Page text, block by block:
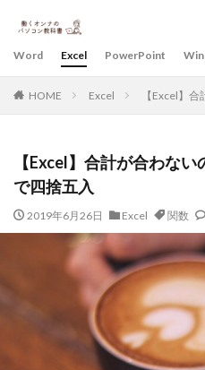
Word Excel PowerPoint
HOME Excel 【Excel】
【Excel】合計が合わな
で四捨五入
2019年6月26日 Excel 関数